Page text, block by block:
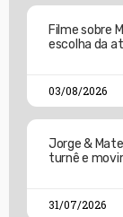
Filme sobre
escolha da
03/08/2026
Jorge &
turnê e
31/07/2026